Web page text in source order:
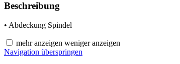
Beschreibung
• Abdeckung Spindel
mehr anzeigen weniger anzeigen
Navigation überspringen